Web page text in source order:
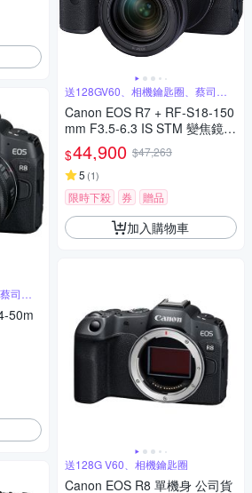
司噴
50m
送128GV60、相機鑰匙圈、蔡司噴
霧組
Canon EOS R7 + RF-S18-150
mm F3.5-6.3 IS STM 變焦鏡組
公司貨
$44,900 $47,263
5 (1)
限時下殺 券 贈品
加入購物車
送128G V60、相機鑰匙圈
Canon EOS R8 單機身 公司貨